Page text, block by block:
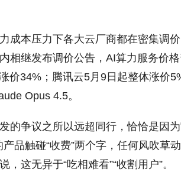
成本压力下各大云厂商都在密集调
相继发布调价公告，AI算力服务价
价34%；腾讯云5月9日起整体涨价
Opus 4.5。
的争议之所以远超同行，恰恰是因
品触碰“收费”两个字，任何风吹草
，这无异于“吃相难看”“收割用户”。